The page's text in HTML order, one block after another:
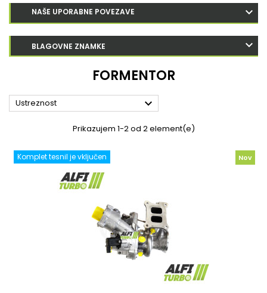
NAŠE UPORABNE POVEZAVE
BLAGOVNE ZNAMKE
FORMENTOR
Ustreznost 
Prikazujem 1-2 od 2 element(e)
Komplet tesnil je vključen Nov